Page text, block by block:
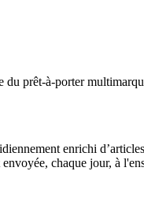
prêt-à-porter
enrichi
chaque jour, à